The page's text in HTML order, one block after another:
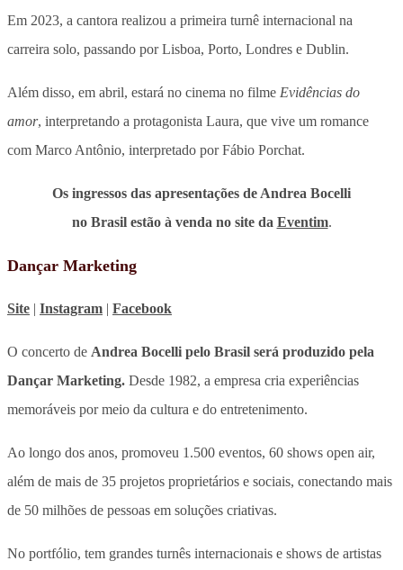
Em 2023, a cantora realizou a primeira turnê internacional na
carreira solo, passando por Lisboa, Porto, Londres e Dublin.
Além disso, em abril, estará no cinema no filme Evidências do
amor, interpretando a protagonista Laura, que vive um romance
com Marco Antônio, interpretado por Fábio Porchat.
Os ingressos das apresentações de Andrea Bocelli
no Brasil estão à venda no site da Eventim.
Dançar Marketing
Site | Instagram | Facebook
O concerto de Andrea Bocelli pelo Brasil será produzido pela
Dançar Marketing. Desde 1982, a empresa cria experiências
memoráveis por meio da cultura e do entretenimento.
Ao longo dos anos, promoveu 1.500 eventos, 60 shows open air,
além de mais de 35 projetos proprietários e sociais, conectando mais
de 50 milhões de pessoas em soluções criativas.
No portfólio, tem grandes turnês internacionais e shows de artistas